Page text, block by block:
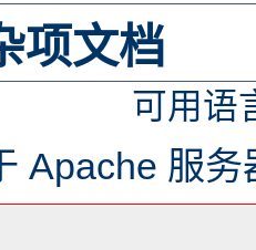
项文档
可用语
Apache 服